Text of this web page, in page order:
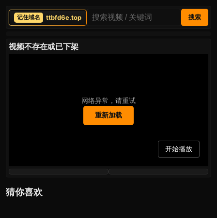
ttbfd6e.top 搜索
视频不存在或已下架
网络异常，请重试
重新加载
开始播放
猜你喜欢